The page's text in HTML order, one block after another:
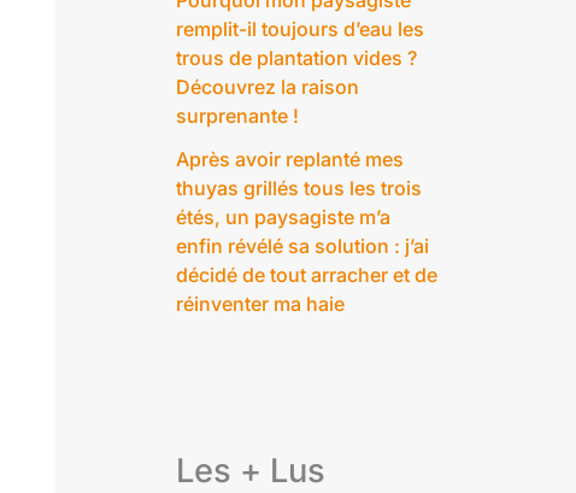
remplit-il toujours d’eau les
trous de plantation vides ?
Découvrez la raison
surprenante !
Après avoir replanté mes
thuyas grillés tous les trois
étés, un paysagiste m’a
enfin révélé sa solution : j’ai
décidé de tout arracher et de
réinventer ma haie
Les + Lus